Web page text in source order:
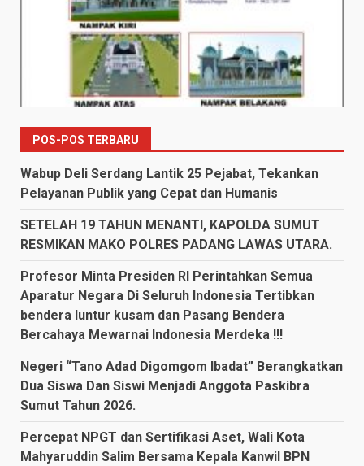
POS-POS TERBARU
Wabup Deli Serdang Lantik 25 Pejabat, Tekankan
Pelayanan Publik yang Cepat dan Humanis
SETELAH 19 TAHUN MENANTI, KAPOLDA SUMUT
RESMIKAN MAKO POLRES PADANG LAWAS UTARA.
Profesor Minta Presiden RI Perintahkan Semua
Aparatur Negara Di Seluruh Indonesia Tertibkan
bendera luntur kusam dan Pasang Bendera
Bercahaya Mewarnai Indonesia Merdeka !!!
Negeri “Tano Adad Digomgom Ibadat” Berangkatkan
Dua Siswa Dan Siswi Menjadi Anggota Paskibra
Sumut Tahun 2026.
Percepat NPGT dan Sertifikasi Aset, Wali Kota
Mahyaruddin Salim Bersama Kepala Kanwil BPN